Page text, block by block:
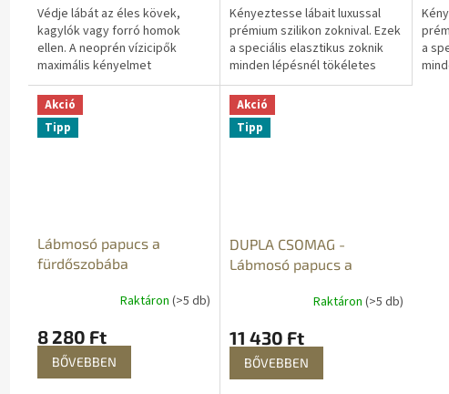
Védje lábát az éles kövek,
kagylók vagy forró homok
ellen. A neoprén vízicipők
maximális kényelmet
biztosítanak a vízben és a
parton egyaránt. A vízicipők
tökéletesen...
Kényeztesse lábait luxussal
prémium szilikon zoknival. Ezek
a speciális elasztikus zoknik
minden lépésnél tökéletes
rögzítést és kényelmet
biztosítanak, így ideális
választás...
a
Akció
Tipp
Lábmosó papucs a
fürdőszobába
Raktáron (>5 db)
8 280 Ft
BŐVEBBEN
Akció
Tipp
DUPLA CSOMAG -
Lábmosó papucs a
Raktáron (>5 db)
11 430 Ft
BŐVEBBEN